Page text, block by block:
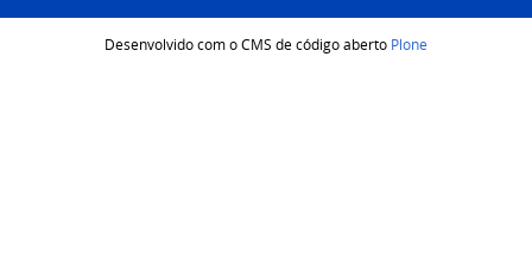
Desenvolvido com o CMS de código aberto Plone